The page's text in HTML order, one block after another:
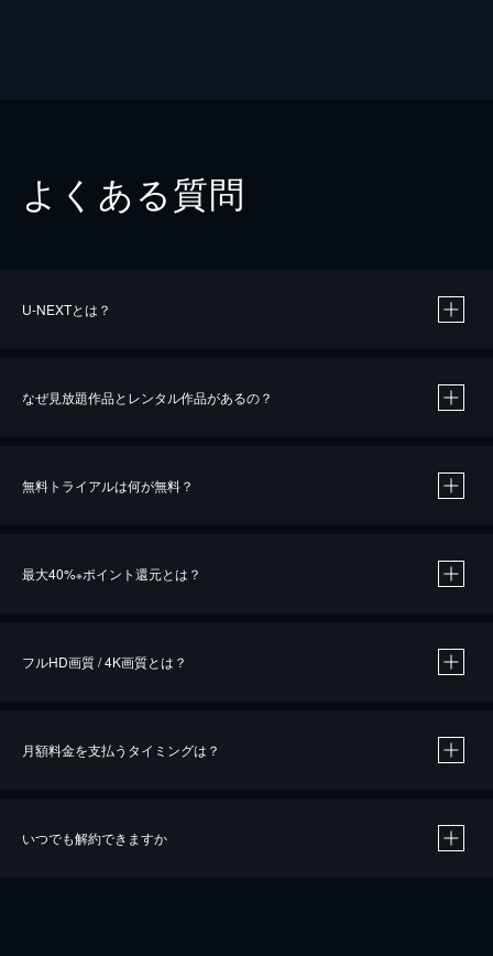
よくある質問
U-NEXTとは？
なぜ見放題作品とレンタル作品があるの？
無料トライアルは何が無料？
最大40%※ポイント還元とは？
※40％ポイント還元の対象は、クレジットカード決済による作品の購入 / レンタルです。
iOSアプリのUコイン決済による作品の購入 / レンタルは、20％のポイント還元です。
フルHD画質 / 4K画質とは？
月額料金を支払うタイミングは？
いつでも解約できますか